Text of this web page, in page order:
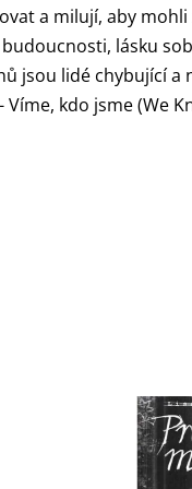
a milují, aby
lásku
jsou lidé chybující a
Víme, kdo jsme (We